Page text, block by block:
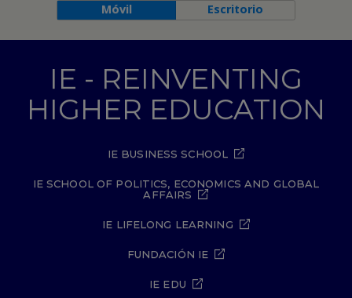
Móvil Escritorio
IE - REINVENTING
HIGHER EDUCATION
IE BUSINESS SCHOOL
IE SCHOOL OF POLITICS, ECONOMICS AND GLOBAL
AFFAIRS
IE LIFELONG LEARNING
FUNDACIÓN IE
IE EDU